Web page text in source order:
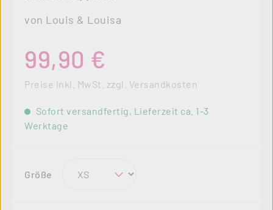
von Louis & Louisa
99,90 €
Preise inkl. MwSt. zzgl. Versandkosten
Sofort versandfertig, Lieferzeit ca. 1-3
Werktage
Größe auswählen